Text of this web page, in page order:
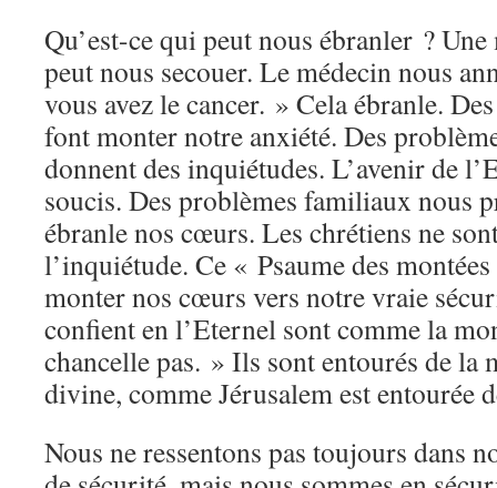
Qu’est-ce qui peut nous ébranler ?
peut nous secouer. Le médecin nous
vous avez le cancer. » Cela ébranle.
font monter notre anxiété. Des
donnent des inquiétudes. L’avenir de
soucis. Des problèmes familiaux nous
ébranle nos cœurs. Les chrétiens ne
l’inquiétude. Ce « Psaume des
monter nos cœurs vers notre vraie
confient en l’Eternel sont comme la
chancelle pas. » Ils sont entourés de la
divine, comme Jérusalem est entourée
Nous ne ressentons pas toujours dans